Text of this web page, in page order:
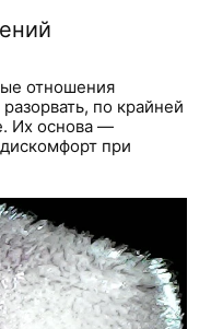
отношения
по крайней
Их основа —
при